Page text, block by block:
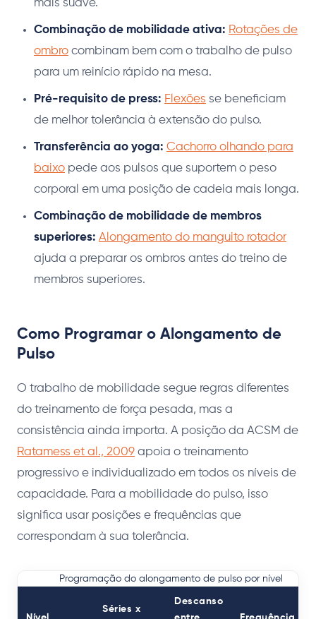
mais suave.
Combinação de mobilidade ativa: Rotações de
ombro combinam bem com o trabalho de pulso
para um reinício rápido na mesa.
Pré-requisito de press: Flexões se beneficiam
de melhor tolerância à extensão do pulso.
Transferência ao yoga: Cachorro olhando para
baixo pede aos pulsos que suportem o peso
corporal em uma posição de cadeia mais longa.
Combinação de mobilidade de membros
superiores: Alongamento do manguito rotador
ajuda a preparar os ombros antes do treino de
membros superiores.
Como Programar o Alongamento de
Pulso
O trabalho de mobilidade segue regras diferentes
do treinamento de força pesada, mas a
consistência ainda importa. A posição da ACSM de
Ratamess et al., 2009 apoia o treinamento
progressivo e individualizado em todos os níveis de
capacidade. Para a mobilidade do pulso, isso
significa usar posições e frequências que
correspondam à sua tolerância.
Programação do alongamento de pulso por nível
Séries x
Descanso